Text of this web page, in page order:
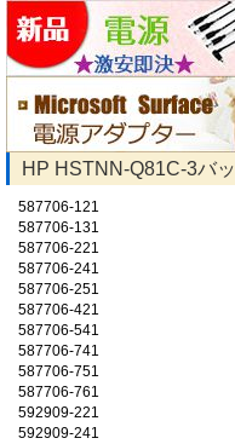
HP HSTNN-Q81C-3バ
587706-121
587706-131
587706-221
587706-241
587706-251
587706-421
587706-541
587706-741
587706-751
587706-761
592909-221
592909-241